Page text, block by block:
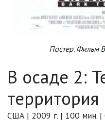
Постер. Фильм
В осаде 2:
территория
США | 2009 г. | 100 мин. |